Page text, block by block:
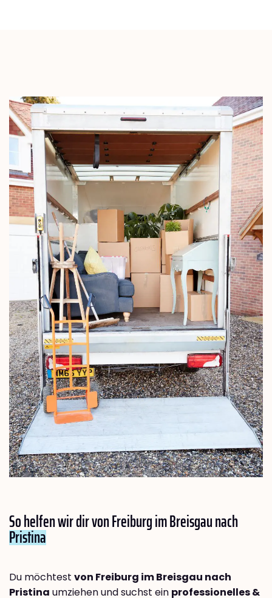
So helfen wir dir von Freiburg im Breisgau nach
Pristina
Du möchtest von Freiburg im Breisgau nach
Pristina umziehen und suchst ein professionelles &